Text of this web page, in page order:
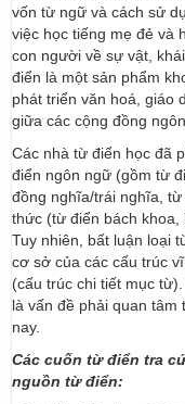
vốn từ ngữ và cách sử
việc học tiếng mẹ đẻ và
con người về sự vật,
điển là một sản phẩm
phát triển văn hoá, giáo
giữa các cộng đồng
Các nhà từ điển học đã
điển ngôn ngữ (gồm từ
đồng nghĩa/trái nghĩa,
thức (từ điển bách khoa,
Tuy nhiên, bất luận loại
cơ sở của các cấu trúc
(cấu trúc chi tiết mục
là vấn đề phải quan
nay.
Các cuốn từ điển tra
nguồn từ điển: